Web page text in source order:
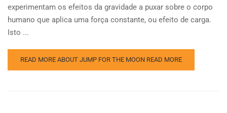
experimentam os efeitos da gravidade a puxar sobre o corpo
humano que aplica uma força constante, ou efeito de carga.
Isto ...
READ MORE ABOUT JUMP FOR THE MOON READ MORE